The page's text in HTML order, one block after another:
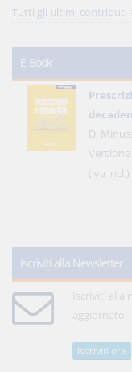
Tutti gli ultimi contributi
E-Book
D.
(iva incl.)
Iscriviti alla Newsletter
Iscriviti alla
aggiornato!
Iscriviti ora